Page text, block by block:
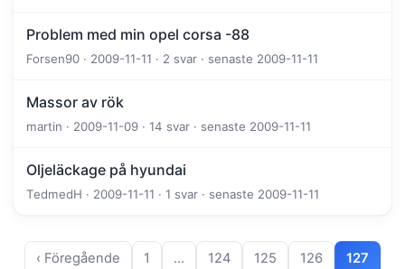
Problem med min opel corsa -88
Forsen90 · 2009-11-11 · 2 svar · senaste 2009-11-11
Massor av rök
martin · 2009-11-09 · 14 svar · senaste 2009-11-11
Oljeläckage på hyundai
TedmedH · 2009-11-11 · 1 svar · senaste 2009-11-11
‹ Föregående 1 … 124 125 126 127